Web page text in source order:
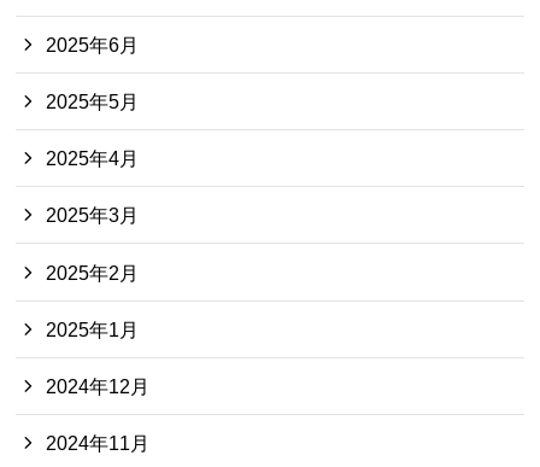
2025年6月
2025年5月
2025年4月
2025年3月
2025年2月
2025年1月
2024年12月
2024年11月